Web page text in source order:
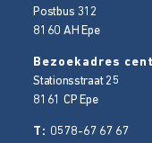
Postbus 312
8160 AH Epe
Bezoekadres
Stationsstraat 25
8161 CP Epe
T: 0578-67 67 67